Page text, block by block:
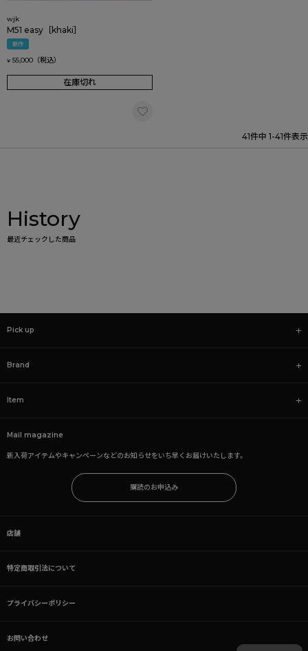
wjk
M51 easy［khaki］
新作
¥ 55,000
在庫切れ
41件中 1-41件表示
History
最近チェックした商品
Pick up
Brand
Item
Mail magazine
新入荷アイテムやキャンペーンなどのお知らせをいち早くお届けいたします。
購読のお申込み
店舗
特定商取引法について
プライバシーポリシー
お問い合わせ